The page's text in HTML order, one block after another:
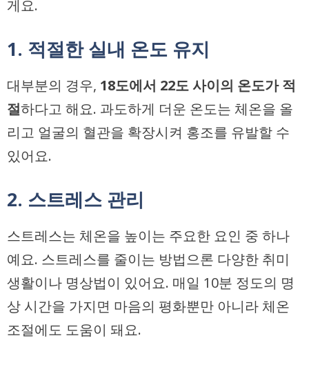
게요.
1. 적절한 실내 온도 유지
대부분의 경우, 18도에서 22도 사이의 온도가 적
절하다고 해요. 과도하게 더운 온도는 체온을 올
리고 얼굴의 혈관을 확장시켜 홍조를 유발할 수
있어요.
2. 스트레스 관리
스트레스는 체온을 높이는 주요한 요인 중 하나
예요. 스트레스를 줄이는 방법으론 다양한 취미
생활이나 명상법이 있어요. 매일 10분 정도의 명
상 시간을 가지면 마음의 평화뿐만 아니라 체온
조절에도 도움이 돼요.